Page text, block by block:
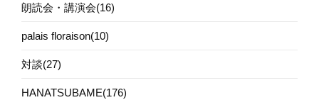
朗読会・講演会(16)
palais floraison(10)
対談(27)
HANATSUBAME(176)